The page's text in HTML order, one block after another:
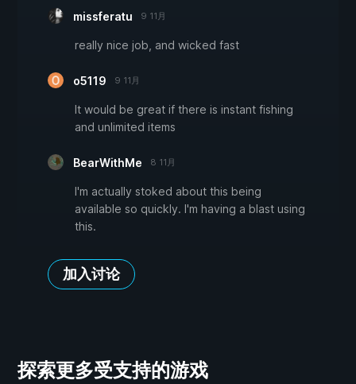
missferatu 9 11月
really nice job, and wicked fast
o5119 9 11月
It would be great if there is instant fishing
and unlimited items
BearWithMe 8 11月
I'm actually stoked about this being
available so quickly. I'm having a blast using
this.
加入讨论
探索更多受支持的游戏